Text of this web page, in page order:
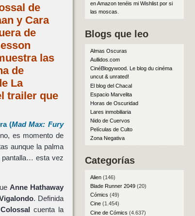
de
y Cara
de
las
de
La
trailer que
(Mad Max: Fury
es momento de
aunque la palma
pantalla… esta vez
Anne Hathaway
. Definida
Colossal cuenta la
en Amazon tenéis mi Wishlist por si
las moscas
Blogs que leo
Almas Oscuras
Aullidos.com
CinéBlogywood. Le blog du cinéma
uncut & unrated!
El blog del Chacal
Espacio Marvelita
Horas de Oscuridad
Lares inmobiliaria
Nido de Cuervos
Películas de Culto
Zona Negativa
Categorías
Alien(146)
Blade Runner 2049(20)
Cómics (49)
Cine(1.454)
Cine de Cómics (4.637)